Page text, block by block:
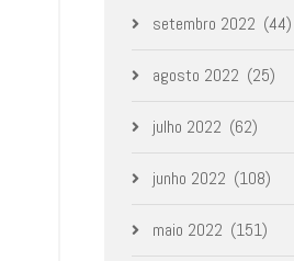
setembro 2022 (44)
agosto 2022 (25)
julho 2022 (62)
junho 2022 (108)
maio 2022 (151)